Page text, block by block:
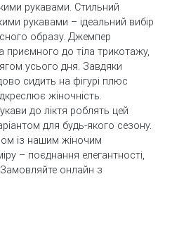
рукавами. Стильний
рукавами – ідеальний вибір
образу. Джемпер
приємного до тіла трикотажу,
усього дня. Завдяки
сидить на фігурі плюс
жіночність.
до ліктя роблять цей
для будь-якого сезону.
із нашим жіночим
– поєднання елегантності,
Замовляйте онлайн з